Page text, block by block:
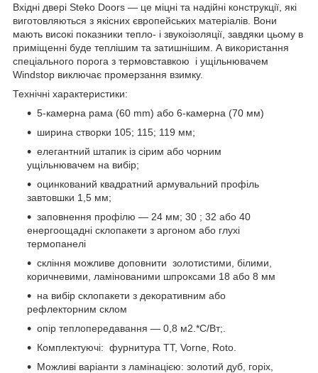
Вхідні двері Steko Doors — це міцні та надійні конструкції, які
виготовляються з якісних європейських матеріалів. Вони
мають високі показники тепло- і звукоізоляції, завдяки цьому в
приміщенні буде теплішим та затишнішим. А використання
спеціального порога з термовставкою і ущільнювачем
Windstop виключає промерзання взимку.
Технічні характеристики:
5-камерна рама (60 mm) або 6-камерна (70 мм)
ширина створки 105; 115; 119 мм;
елегантний штапик із сірим або чорним
ущільнювачем на вибір;
оцинкований квадратний армувальний профіль
завтовшки 1,5 мм;
заповнення профілю — 24 мм; 30 ; 32 або 40
енергоощадні склопакети з аргоном або глухі
термопанелі
скління можливе доповнити золотистими, білими,
коричневими, ламінованими шпроксами 18 або 8 мм
на вибір склопакети з декоративним або
рефлекторним склом
опір теплопередавання — 0,8 м2.*С/Вт;.
Комплектуючі: фурнитура TT, Vorne, Roto.
Можливі варіанти з ламінацією: золотий дуб, горіх,